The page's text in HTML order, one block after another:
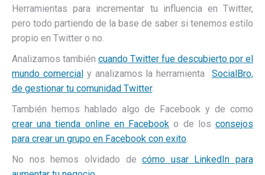
Herramientas para incrementar tu influencia en Twitter,
pero todo partiendo de la base de saber si tenemos estilo
propio en Twitter o no.
Analizamos también cuando Twitter fue descubierto por el
mundo comercialy analizamos la herramientaSocialBro,
de gestionar tu comunidad Twitter.
También hemos hablado algo de Facebook y de como
crear una tienda online en Facebook o de losconsejos
para crear un grupo en Facebook con exito.
No nos hemos olvidado decómo usar LinkedIn para